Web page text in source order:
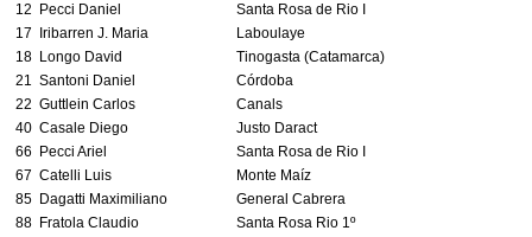
12
Pecci Daniel
Santa Rosa de Rio I
17
Iribarren J. Maria
Laboulaye
18 Longo David
Tinogasta (Catamarca)
21 Santoni Daniel
Córdoba
22 Guttlein Carlos
Canals
40 Casale Diego
Justo Daract
66
Pecci Ariel
Santa Rosa de Rio I
67 Catelli Luis
Monte Maíz
85 Dagatti Maximiliano
General Cabrera
88 Fratola Claudio
Santa Rosa Rio 1º